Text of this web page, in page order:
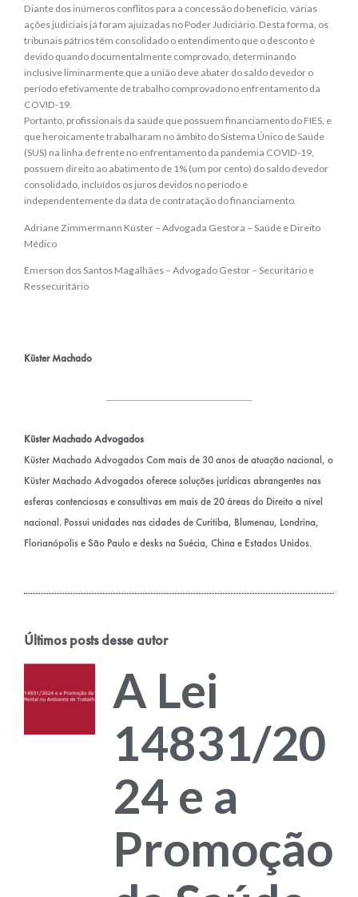
Diante dos inúmeros conflitos para a concessão do benefício, várias
ações judiciais já foram ajuizadas no Poder Judiciário. Desta forma, os
tribunais pátrios têm consolidado o entendimento que o desconto é
devido quando documentalmente comprovado, determinando
inclusive liminarmente que a união deve abater do saldo devedor o
período efetivamente de trabalho comprovado no enfrentamento da
COVID-19.
Portanto, profissionais da saúde que possuem financiamento do FIES, e
que heroicamente trabalharam no âmbito do Sistema Único de Saúde
(SUS) na linha de frente no enfrentamento da pandemia COVID-19,
possuem direito ao abatimento de 1% (um por cento) do saldo devedor
consolidado, incluídos os juros devidos no período e
independentemente da data de contratação do financiamento.
Adriane Zimmermann Küster – Advogada Gestora – Saúde e Direito
Médico
Emerson dos Santos Magalhães – Advogado Gestor – Securitário e
Ressecuritário
Küster Machado
Küster Machado Advogados
Küster Machado Advogados Com mais de 30 anos de atuação nacional, o
Küster Machado Advogados oferece soluções jurídicas abrangentes nas
esferas contenciosas e consultivas em mais de 20 áreas do Direito a nível
nacional. Possui unidades nas cidades de Curitiba, Blumenau, Londrina,
Florianópolis e São Paulo e desks na Suécia, China e Estados Unidos.
Últimos posts desse autor
A Lei
14831/20
24 e a
Promoção